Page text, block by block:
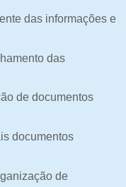
das informações e
das
de documentos
documentos
de